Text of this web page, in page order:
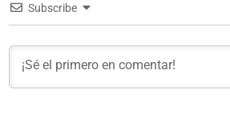
Subscribe